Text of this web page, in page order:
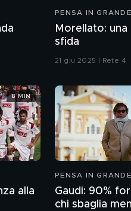
PENSA IN GRANDE
Morellato: una
sfida
21 giu 2025 | Rete 4
alla
8 MIN
PENSA IN GRANDE
Gaudi: 90%
chi sbaglia